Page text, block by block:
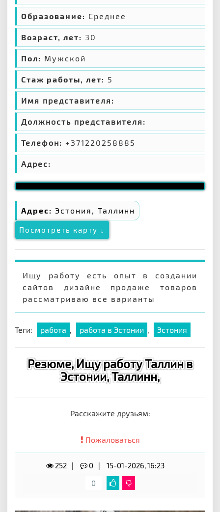
Образование: Среднее
Возраст, лет: 30
Пол: Мужской
Стаж работы, лет: 5
Имя представителя:
Должность представителя:
Телефон: +371220258885
Адрес:
Адрес: Эстония, Таллинн
Посмотреть карту ↓
Ищу работу есть опыт в создании
сайтов дизайне продаже товаров
рассматриваю все варианты
Теги: работа , работа в Эстонии , Эстония
Резюме, Ищу работу Таллин в
Эстонии, Таллинн,
Расскажите друзьям:
Пожаловаться
252 0
15-01-2026, 16:23
0